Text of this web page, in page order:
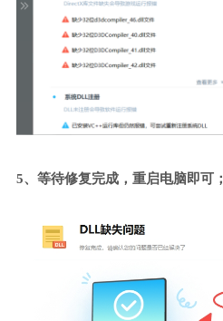
5、等待修复完成，重启电脑即可；